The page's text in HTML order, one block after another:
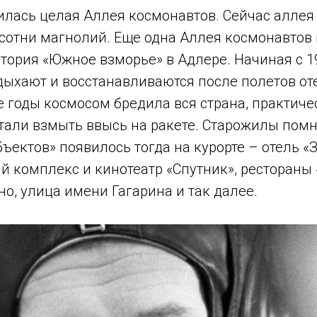
целая Аллея космонавтов. Сейчас
магнолий. Еще одна Аллея космонавтов
«Южное взморье» в Адлере. Начиная с
и восстанавливаются после полетов
годы космосом бредила вся страна,
взмыть ввысь на ракете. Старожилы
появилось тогда на курорте – отель
комплекс и кинотеатр «Спутник», рестораны
улица имени Гагарина и так далее.